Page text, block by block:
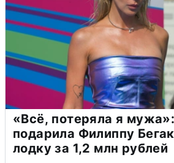
«Всё, потеряла я
подарила Филиппу
лодку за 1,2 млн рублей